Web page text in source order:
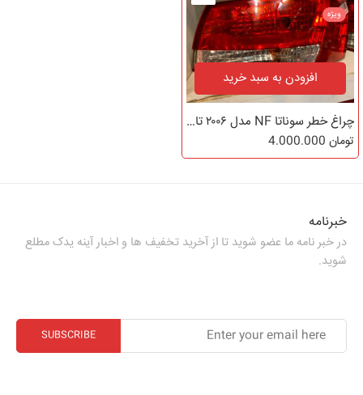
ویژه
افزودن به سبد خرید
چراغ خطر سوناتا NF مدل ۲۰۰۶ تا ۲۰۱۰
تومان
خبرنامه
در خبر نامه ما عضو شوید تا از آخرید تخفیف ها و اخبار آینه یدک مطلع
شوید.